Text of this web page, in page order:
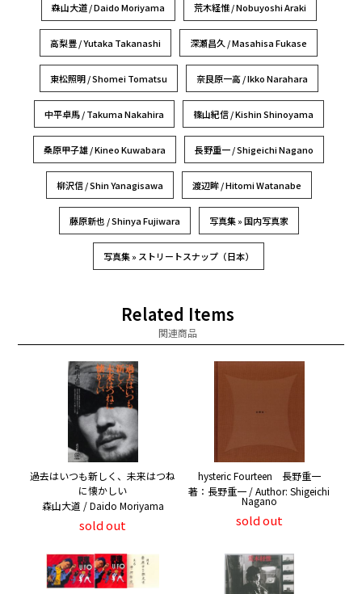
森山大道 / Daido Moriyama 荒木経惟 / Nobuyoshi Araki
高梨豊 / Yutaka Takanashi 深瀬昌久 / Masahisa Fukase
東松照明 / Shomei Tomatsu 奈良原一高 / Ikko Narahara
中平卓馬 / Takuma Nakahira 篠山紀信 / Kishin Shinoyama
桑原甲子雄 / Kineo Kuwabara 長野重一 / Shigeichi Nagano
柳沢信 / Shin Yanagisawa 渡辺眸 / Hitomi Watanabe
藤原新也 / Shinya Fujiwara 写真集 » 国内写真家
写真集 » ストリートスナップ（日本）
Related Items
関連商品
過去はいつも新しく、未来はつね
に懐かしい
森山大道 / Daido Moriyama
sold out
hysteric Fourteen 長野重一
著：長野重一 / Author: Shigeichi
Nagano
sold out